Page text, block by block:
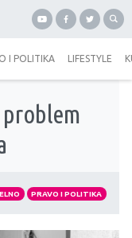
I POLITIKA LIFESTYLE
PRAVO I POLITIKA